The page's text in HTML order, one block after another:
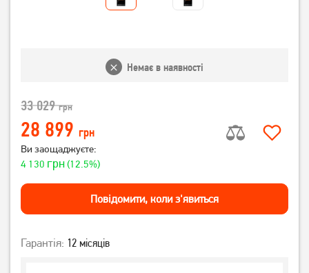
Немає в наявності
33 029грн
28 899 грн
Ви заощаджуєте:
4 130 грн(12.5%)
Повiдомити, коли з'явиться
Гарантія: 12 місяців